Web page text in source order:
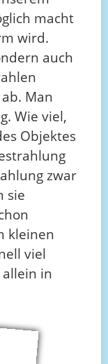
macht
wird.
auch
Man
Wie viel,
Objektes
zwar
sie
kleinen
viel
in